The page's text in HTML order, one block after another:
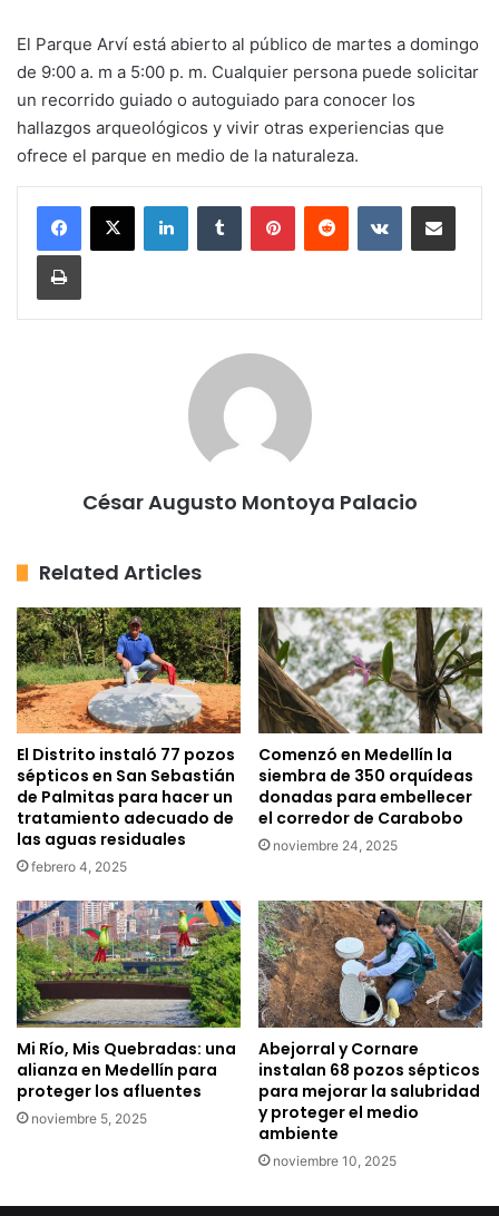
El Parque Arví está abierto al público de martes a domingo
de 9:00 a. m a 5:00 p. m. Cualquier persona puede solicitar
un recorrido guiado o autoguiado para conocer los
hallazgos arqueológicos y vivir otras experiencias que
ofrece el parque en medio de la naturaleza.
LinkedInTumblr PinterestReddit VKontakteShare via Email
Print
César Augusto Montoya Palacio
Related Articles
El Distrito instaló 77 pozos
sépticos en San Sebastián
de Palmitas para hacer un
tratamiento adecuado de
las aguas residuales
febrero 4, 2025
Comenzó en Medellín la
siembra de 350 orquídeas
donadas para embellecer
el corredor de Carabobo
noviembre 24, 2025
Mi Río, Mis Quebradas: una
alianza en Medellín para
proteger los afluentes
noviembre 5, 2025
Abejorral y Cornare
instalan 68 pozos sépticos
para mejorar la salubridad
y proteger el medio
ambiente
noviembre 10, 2025